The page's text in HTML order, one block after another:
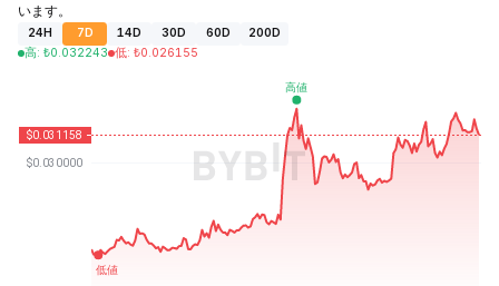
います。
24H 7D 14D 30D 60D
200D
高: ₺0.032243 低: ₺0.026155
最終更新日時：2026-08-10、05:47 GMT+0